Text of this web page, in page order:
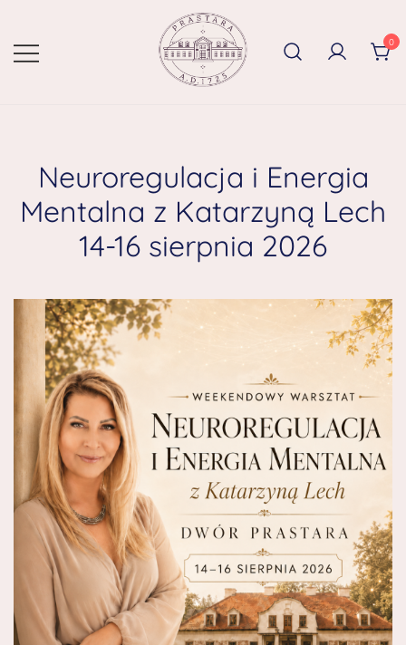
0
Neuroregulacja i Energia
Mentalna z Katarzyną Lech
14-16 sierpnia 2026